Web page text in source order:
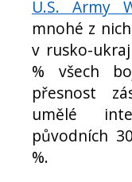
U.S. Army
mnohé z
v rusko-
% všech
přesnost
umělé
původních
%.